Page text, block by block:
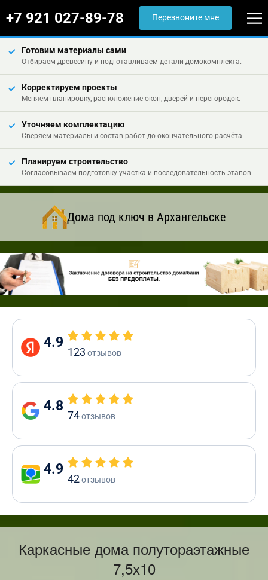
+7 921 027-89-78 Перезвоните мне
Готовим материалы сами
Отбираем древесину и подготавливаем детали домокомплекта.
Корректируем проекты
Меняем планировку, расположение окон, дверей и перегородок.
Уточняем комплектацию
Сверяем материалы и состав работ до окончательного расчёта.
Планируем строительство
Согласовываем подготовку участка и последовательность этапов.
Дома под ключ в Архангельске
4.9
123 отзывов
4.8
74отзывов
4.9
42отзывов
Каркасные дома полутораэтажные
7,5х10